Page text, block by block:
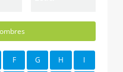
F G H I